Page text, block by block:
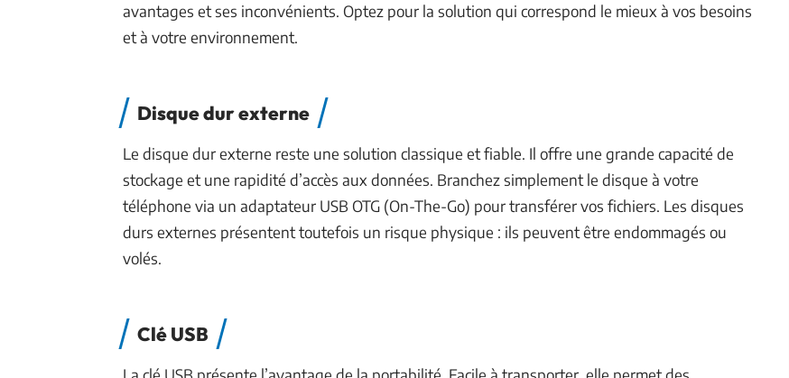
avantages et ses inconvénients. Optez pour la solution qui correspond le mieux à vos besoins
et à votre environnement.
Disque dur externe
Le disque dur externe reste une solution classique et fiable. Il offre une grande capacité de
stockage et une rapidité d’accès aux données. Branchez simplement le disque à votre
téléphone via un adaptateur USB OTG (On-The-Go) pour transférer vos fichiers. Les disques
durs externes présentent toutefois un risque physique : ils peuvent être endommagés ou
volés.
Clé USB